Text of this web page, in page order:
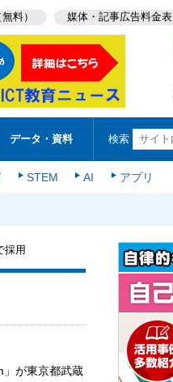
料） 媒体・記事広告料金表
データ・資料 検索
STEM AI アプリ
採用
が東京都武蔵